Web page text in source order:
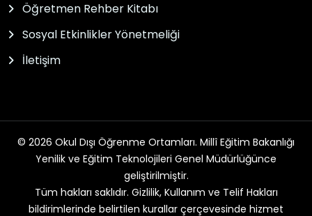
Öğretmen Rehber Kitabı
Sosyal Etkinlikler Yönetmeliği
İletişim
© 2026 Okul Dışı Öğrenme Ortamları. Millî Eğitim Bakanlığı
Yenilik ve Eğitim Teknolojileri Genel Müdürlüğünce
geliştirilmiştir.
Tüm hakları saklıdır. Gizlilik, Kullanım ve Telif Hakları
bildirimlerinde belirtilen kurallar çerçevesinde hizmet